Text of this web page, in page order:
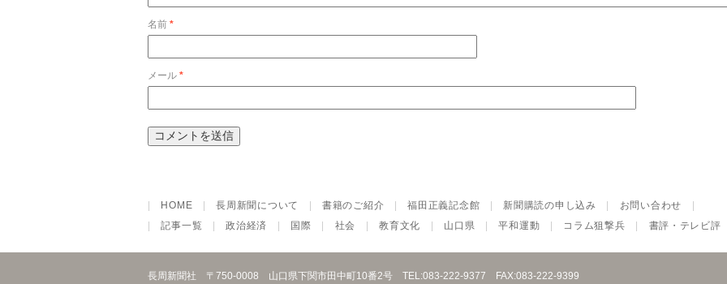
名前 *
メール *
HOME |長周新聞について |書籍のご紹介 |福田正義記念館 新聞購読の申し込み お問い合わせ
|記事一覧 |政治経済 国際 社会 |教育文化 山口県 |平和運動 コラム狙撃兵 書評・テレビ評
長周新聞社 〒750-0008 山口県下関市田中町10番2号 TEL:083-222-9377 FAX:083-222-9399